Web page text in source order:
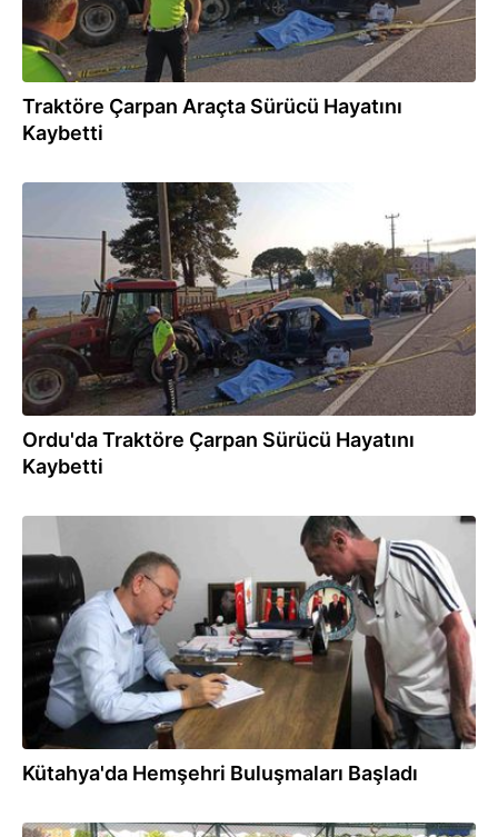
Traktöre Çarpan Araçta Sürücü Hayatını
Kaybetti
24.08.2025
Ordu'da Traktöre Çarpan Sürücü Hayatını
Kaybetti
Kütahya'da Hemşehri Buluşmaları Başladı